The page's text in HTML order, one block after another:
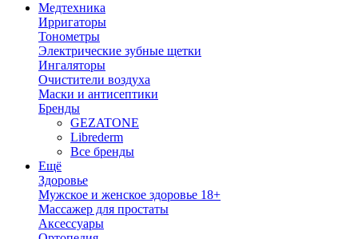
Медтехника
Ирригаторы
Тонометры
Электрические зубные щетки
Ингаляторы
Очистители воздуха
Маски и антисептики
Бренды
GEZATONE
Librederm
Все бренды
Ещё
Здоровье
Мужское и женское здоровье 18+
Массажер для простаты
Аксессуары